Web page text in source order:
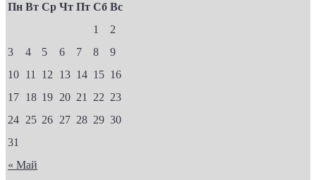
Пн Вт Ср Чт Пт Сб Вс
« Май
1
2
3
4 5 6 7 8
9
10 11 12 13 14 15 16
17 18 19 20 21 22 23
24 25 26 27 28 29 30
31